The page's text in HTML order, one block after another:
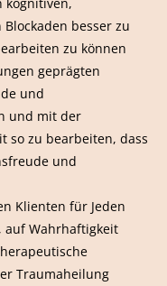
besser zu
zu können
geprägten
und
und mit der
so zu bearbeiten, dass
und
Klienten für Jeden
auf Wahrhaftigkeit
Traumaheilung